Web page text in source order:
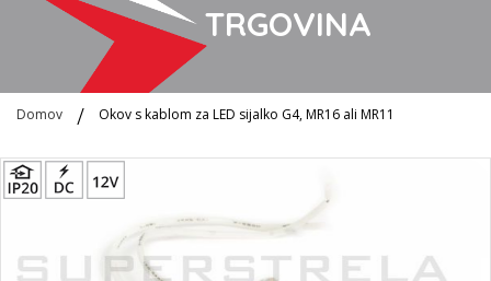
TRGOVINA
Domov Okov s kablom za LED sijalko G4, MR16 ali MR11
Preskoči
na
slik